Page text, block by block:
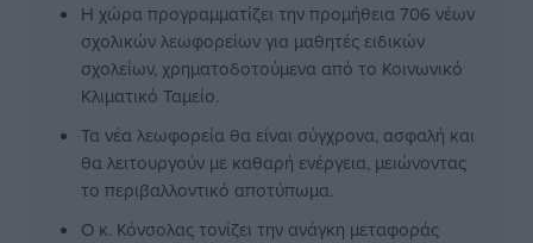
Η χώρα προγραμματίζει την προμήθεια 706 νέων
σχολικών λεωφορείων για μαθητές ειδικών
σχολείων, χρηματοδοτούμενα από το Κοινωνικό
Κλιματικό Ταμείο.
Τα νέα λεωφορεία θα είναι σύγχρονα, ασφαλή και
θα λειτουργούν με καθαρή ενέργεια, μειώνοντας
το περιβαλλοντικό αποτύπωμα.
Ο κ. Κόνσολας τονίζει την ανάγκη μεταφοράς